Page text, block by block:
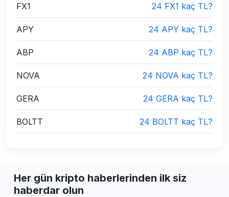
FX1 24 FX1 kaç TL?
APY 24 APY kaç TL?
ABP 24 ABP kaç TL?
NOVA 24 NOVA kaç TL?
GERA 24 GERA kaç TL?
BOLTT 24 BOLTT kaç TL?
Her gün kripto haberlerinden ilk siz
haberdar olun